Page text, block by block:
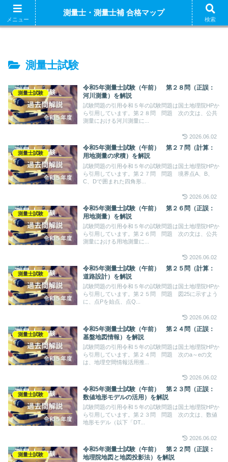
ホーム 測量
測量士試験
測量士試験
令和5年測量士試験（午前） 第２８問（正誤：
河川測量）を解説
試験問題の引用令和５年の試験問題は国土地理院HPか
ら引用しています。第２８問 問題 次の文は、公共
測量における河川測量に...
2026.06.02
測量士試験
令和5年測量士試験（午前） 第２７問（計算：
用地測量の求積）を解説
試験問題の引用令和５年の試験問題は国土地理院HPか
ら引用しています。第２７問 問題 境界点A、B、
C、Dで囲まれた四角形...
2026.06.02
測量士試験
令和5年測量士試験（午前） 第２６問（正誤：
用地測量）を解説
試験問題の引用令和５年の試験問題は国土地理院HPか
ら引用しています。第２６問 問題 次の文は、公共
測量における用地測量に...
2026.06.02
測量士試験
令和5年測量士試験（午前） 第２５問（計算：
道路設計）を解説
試験問題の引用令和５年の試験問題は国土地理院HPか
ら引用しています。第２５問 問題 図25に示すよう
に、点Pを始点、点Q...
2026.06.02
測量士試験
令和5年測量士試験（午前） 第２４問（正誤：
基盤地図情報）を解説
試験問題の引用令和５年の試験問題は国土地理院HPか
ら引用しています。第２４問 問題 次のa～eの文
は、地理空間情報活用推...
2026.06.02
測量士試験
令和5年測量士試験（午前） 第２３問（正誤：
数値地形モデルの活用）を解説
試験問題の引用令和５年の試験問題は国土地理院HPか
ら引用しています。第２３問 問題 次の文は、数値
地形モデル（以下「DT...
2026.06.02
測量士試験
令和5年測量士試験（午前） 第２２問（正誤：
地理院地図と地図投影法）を解説
メニュー
測量士・測量士補 合格マップ
検索